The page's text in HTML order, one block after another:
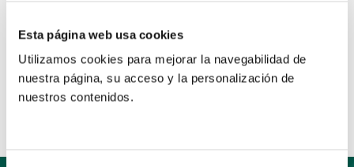
Esta página web usa cookies
Utilizamos cookies para mejorar la navegabilidad de
nuestra página, su acceso y la personalización de
nuestros contenidos.
nacional y de la CONFER centro, asistieron […]
Read More »